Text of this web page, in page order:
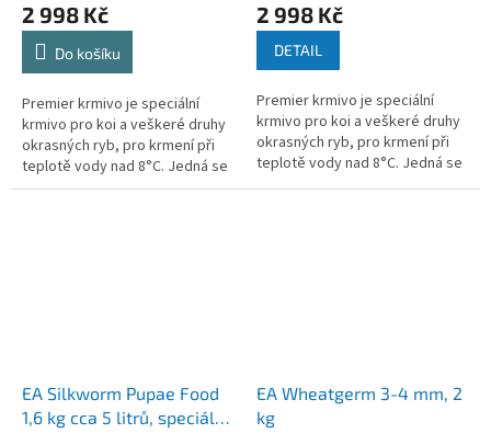
2 998 Kč
Do košíku
Premier krmivo je speciální
krmivo pro koi a veškeré druhy
okrasných ryb, pro krmení při
teplotě vody nad 8°C. Jedná se
o vysoce kvalitní krmivo pro
2 998 Kč
DETAIL
Premier krmivo je speciální
krmivo pro koi a veškeré druhy
okrasných ryb, pro krmení při
teplotě vody nad 8°C. Jedná se
o vysoce kvalitní krmivo pro
EA Silkworm Pupae Food
1,6 kg cca 5 litrů, speciální
EA Wheatgerm 3-4 mm, 2
kg